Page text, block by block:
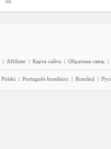
| Affiliate | Карта сайта | Обратная связь |
Polski | Português brasileiro | Română |